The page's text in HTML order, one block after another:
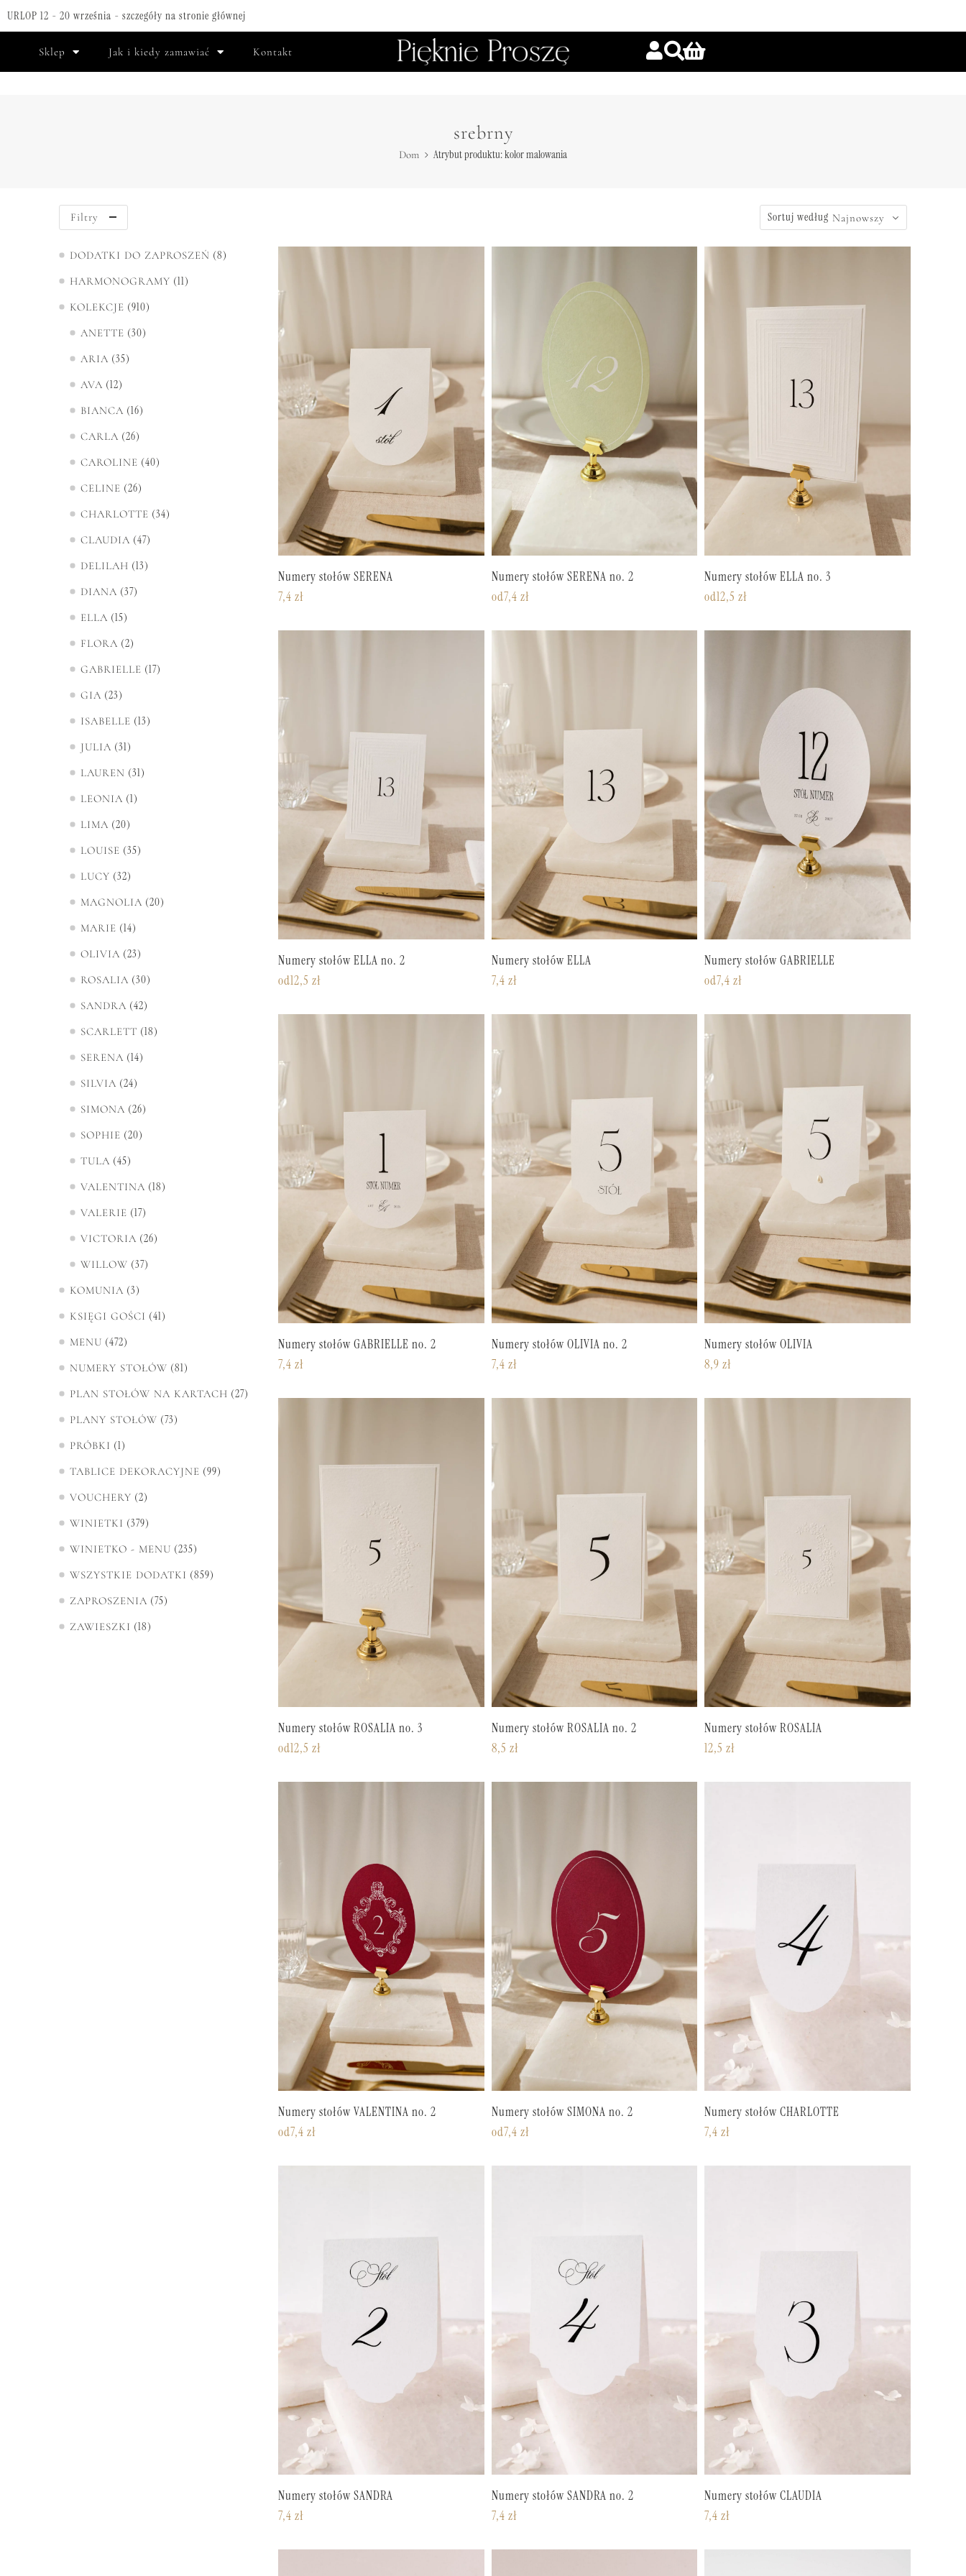
URLOP 12 - 20 września - szczegóły na stronie głównej
Sklep Jak i kiedy zamawiać Kontakt
srebrny
Dom Atrybut produktu: kolor malowania
Filtry Sortuj według Najnowszy
Numery stołów SERENA
7,4 zł
Numery stołów SERENA no. 2
od7,4 zł
Numery stołów ELLA no. 3
od12,5zł
Numery stołów ELLA no. 2
od12,5 zł
Numery stołów ELLA
7,4 zł
Numery stołów GABRIELLE
od7,4zł
Numery stołów GABRIELLE no. 2
7,4 zł
Numery stołów OLIVIA no. 2
7,4 zł
Numery stołów OLIVIA
8,9zł
Numery stołów ROSALIA no. 3
od12,5 zł
Numery stołów ROSALIA no. 2
8,5 zł
Numery stołów ROSALIA
12,5zł
Numery stołów VALENTINA no. 2
od7,4 zł
Numery stołów SIMONA no. 2
od7,4 zł
Numery stołów CHARLOTTE
7,4zł
Numery stołów SANDRA
7,4 zł
Numery stołów SANDRA no. 2
7,4 zł
Numery stołów CLAUDIA
7,4zł
DODATKI DO ZAPROSZEŃ 8
HARMONOGRAMY 11
KOLEKCJE 910
ANETTE 30
ARIA 35
AVA 12
BIANCA 16
CARLA 26
CAROLINE 40
CELINE 26
CHARLOTTE 34
CLAUDIA 47
DELILAH 13
DIANA 37
ELLA 15
FLORA 2
GABRIELLE 17
GIA 23
ISABELLE 13
JULIA 31
LAUREN 31
LEONIA 1
LIMA 20
LOUISE 35
LUCY 32
MAGNOLIA 20
MARIE 14
OLIVIA 23
ROSALIA 30
SANDRA 42
SCARLETT 18
SERENA 14
SILVIA 24
SIMONA 26
SOPHIE 20
TULA 45
VALENTINA 18
VALERIE 17
VICTORIA 26
WILLOW 37
KOMUNIA 3
KSIĘGI GOŚCI 41
MENU 472
NUMERY STOŁÓW 81
PLAN STOŁÓW NA KARTACH 27
PLANY STOŁÓW 73
PRÓBKI 1
TABLICE DEKORACYJNE 99
VOUCHERY 2
WINIETKI 379
WINIETKO - MENU 235
WSZYSTKIE DODATKI 859
ZAPROSZENIA 75
ZAWIESZKI 18